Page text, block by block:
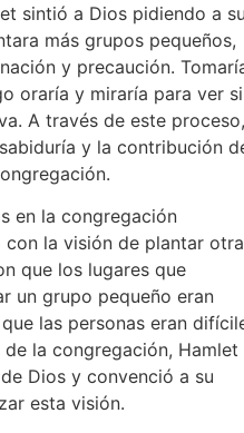
sintió a Dios pidiendo a
más grupos pequeños,
y precaución.
oraría y miraría para ver si
A través de este proceso,
y la contribución
en la congregación
la visión de plantar
que los lugares que
un grupo pequeño eran
las personas eran
la congregación, Hamlet
Dios y convenció a su
esta visión.